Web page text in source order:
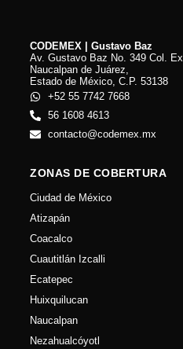
CODEMEX | Gustavo Baz
Av. Gustavo Baz No. 349 Col.
Naucalpan de Juárez,
Estado de México, C.P. 53138
+52 55 7742 7668
56 1608 4613
contacto@codemex.mx
ZONAS DE COBERTURA
Ciudad de México
Atizapán
Coacalco
Cuautitlán Izcalli
Ecatepec
Huixquilucan
Naucalpan
Nezahualcóyotl